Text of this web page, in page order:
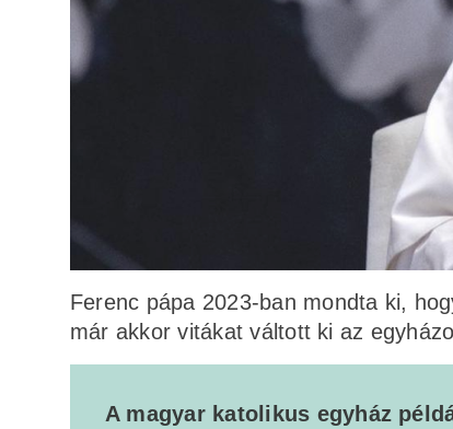
Ferenc pápa 2023-ban mondta ki,
már akkor vitákat váltott ki az
A magyar katolikus egyház